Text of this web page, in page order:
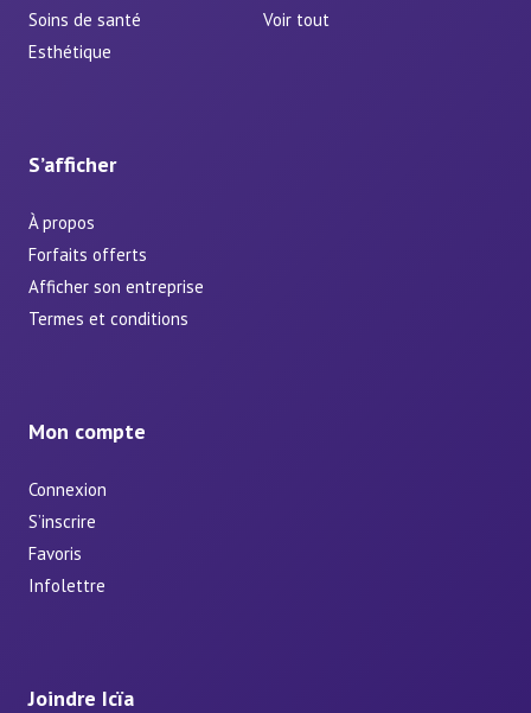
Soins de santé
Voir tout
Esthétique
S’afficher
À propos
Forfaits offerts
Afficher son entreprise
Termes et conditions
Mon compte
Connexion
S’inscrire
Favoris
Infolettre
Joindre Icïa